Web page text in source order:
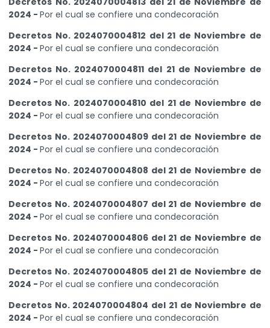
2024 - Por el cual se confiere una condecoración
Decretos No. 2024070004812 del 21 de Noviembre de
2024 - Por el cual se confiere una condecoración
Decretos No. 2024070004811 del 21 de Noviembre de
2024 - Por el cual se confiere una condecoración
Decretos No. 2024070004810 del 21 de Noviembre de
2024 - Por el cual se confiere una condecoración
Decretos No. 2024070004809 del 21 de Noviembre de
2024 - Por el cual se confiere una condecoración
Decretos No. 2024070004808 del 21 de Noviembre de
2024 - Por el cual se confiere una condecoración
Decretos No. 2024070004807 del 21 de Noviembre de
2024 - Por el cual se confiere una condecoración
Decretos No. 2024070004806 del 21 de Noviembre de
2024 - Por el cual se confiere una condecoración
Decretos No. 2024070004805 del 21 de Noviembre de
2024 - Por el cual se confiere una condecoración
Decretos No. 2024070004804 del 21 de Noviembre de
2024 - Por el cual se confiere una condecoración